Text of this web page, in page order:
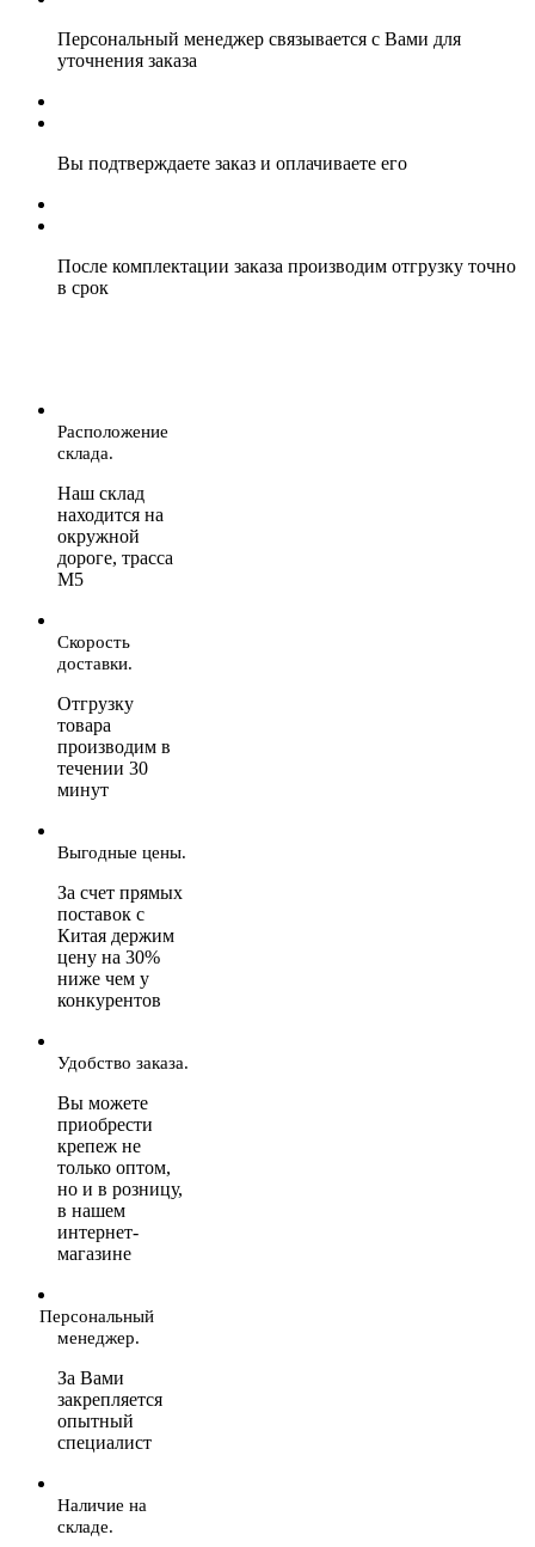
Персональный менеджер связывается с Вами для
уточнения заказа
Вы подтверждаете заказ и оплачиваете его
После комплектации заказа производим отгрузку точно
в срок
Расположение
склада.
Наш склад
находится на
окружной
дороге, трасса
М5
Скорость
доставки.
Отгрузку
товара
производим в
течении 30
минут
Выгодные цены.
За счет прямых
поставок с
Китая держим
цену на 30%
ниже чем у
конкурентов
Удобство заказа.
Вы можете
приобрести
крепеж не
только оптом,
но и в розницу,
в нашем
интернет-
магазине
Персональный
менеджер.
За Вами
закрепляется
опытный
специалист
Наличие на
складе.